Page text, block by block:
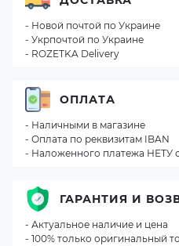
- Новой почтой по Украине
- Укрпочтой по Украине
- ROZETKA Delivery
ОПЛАТА
- Наличными в магазине
- Оплата по реквизитам IBAN
- Наложенного платежа НЕТУ
ГАРАНТИЯ И
- Актуальное наличие и цена
- 100% только оригинальный